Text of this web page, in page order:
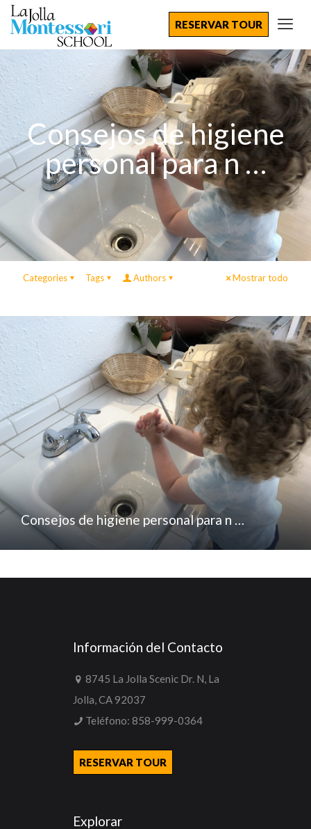
RESERVAR TOUR
Consejos de higiene
personal para n …
Categories Tags Authors Mostrar todo
Consejos de higiene personal para n …
Información del Contacto
8745 La Jolla Scenic Dr. N, La
Jolla, CA 92037
Teléfono: 858-999-0364
RESERVAR TOUR
Explorar